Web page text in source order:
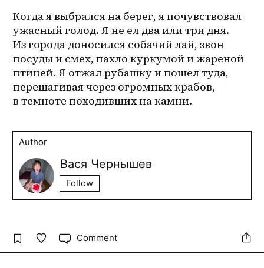
Когда я выбрался на берег, я почувствовал
ужасный голод. Я не ел два или три дня.
Из города доносился собачий лай, звон
посуды и смех, пахло куркумой и жареной
птицей. Я отжал рубашку и пошел туда,
перешагивая через огромных крабов,
в темноте походивших на камни.
Author
Вася Чернышев
Follow
Comment